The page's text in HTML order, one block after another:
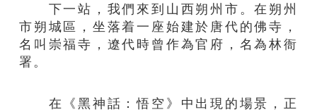
下一站，我們來到山西朔州市。在朔州
市朔城區，坐落着一座始建於唐代的佛寺，
名叫崇福寺，遼代時曾作為官府，名為林衙
署。
在《黑神話：悟空》中出現的場景，正